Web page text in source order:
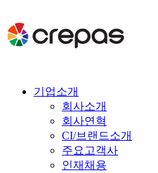
기업소개
회사소개
회사연혁
CI/브랜드소개
주요고객사
인재채용